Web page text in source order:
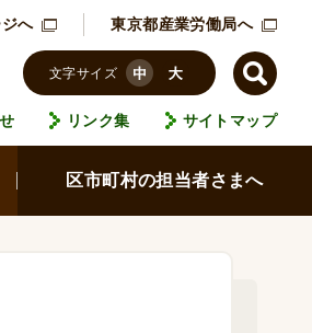
へ 東京都産業労働局へ
文字サイズ
リンク集 サイトマップ
区市町村の担当者さまへ